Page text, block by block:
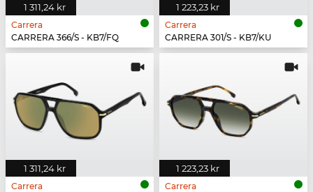
1 311,24 kr
Carrera
CARRERA 366/S - KB7/FQ
1 223,23 kr
Carrera
CARRERA 301/S - KB7/KU
1 311,24 kr
Carrera
1 223,23 kr
Carrera